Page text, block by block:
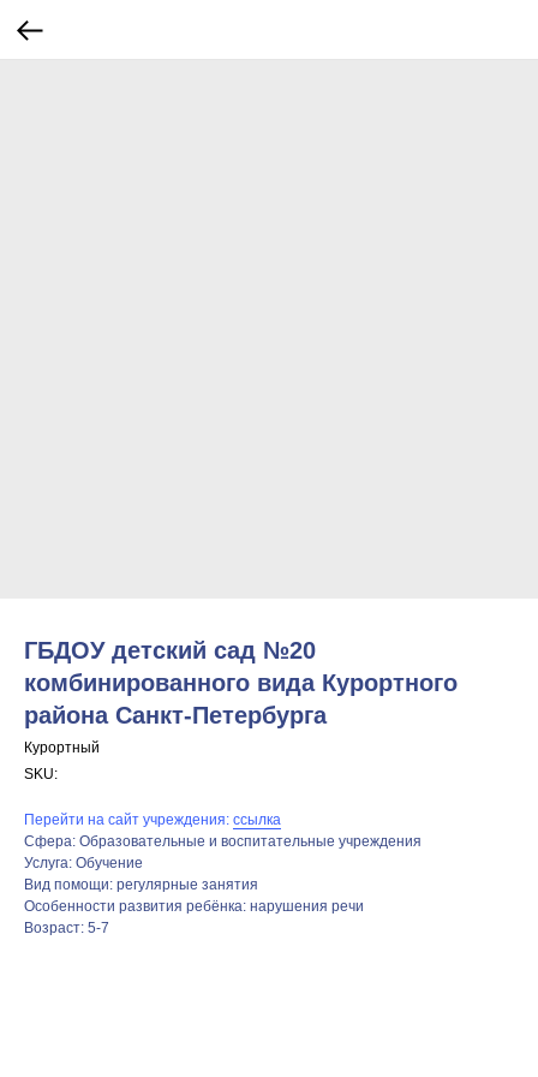
ГБДОУ детский сад №20
комбинированного вида Курортного
района Санкт‑Петербурга
Курортный
SKU:
Перейти на сайт учреждения: ссылка
Сфера: Образовательные и воспитательные учреждения
Услуга: Обучение
Вид помощи: регулярные занятия
Особенности развития ребёнка: нарушения речи
Возраст: 5-7